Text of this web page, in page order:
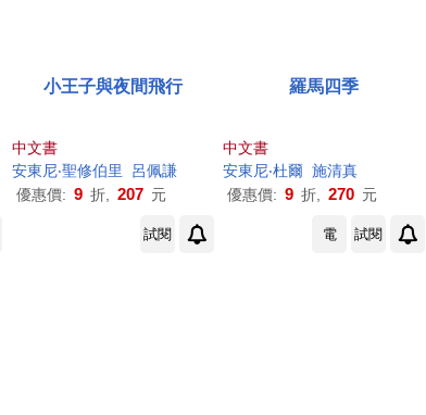
小王子與夜間飛行
中文書
安東尼‧聖修伯里
呂佩謙
優惠價: 9 折, 207 元
羅馬四季
中文書
安東尼‧杜爾 施清真
優惠價: 9 折, 270 元
試閱 電 試閱